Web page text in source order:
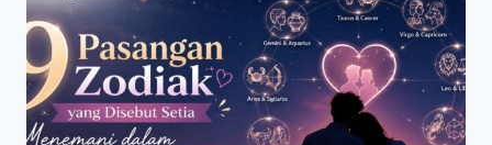
MEREKA
MENGHADAPI
BERBAGAI
SITUASI
DENGAN
BIJAKSANA